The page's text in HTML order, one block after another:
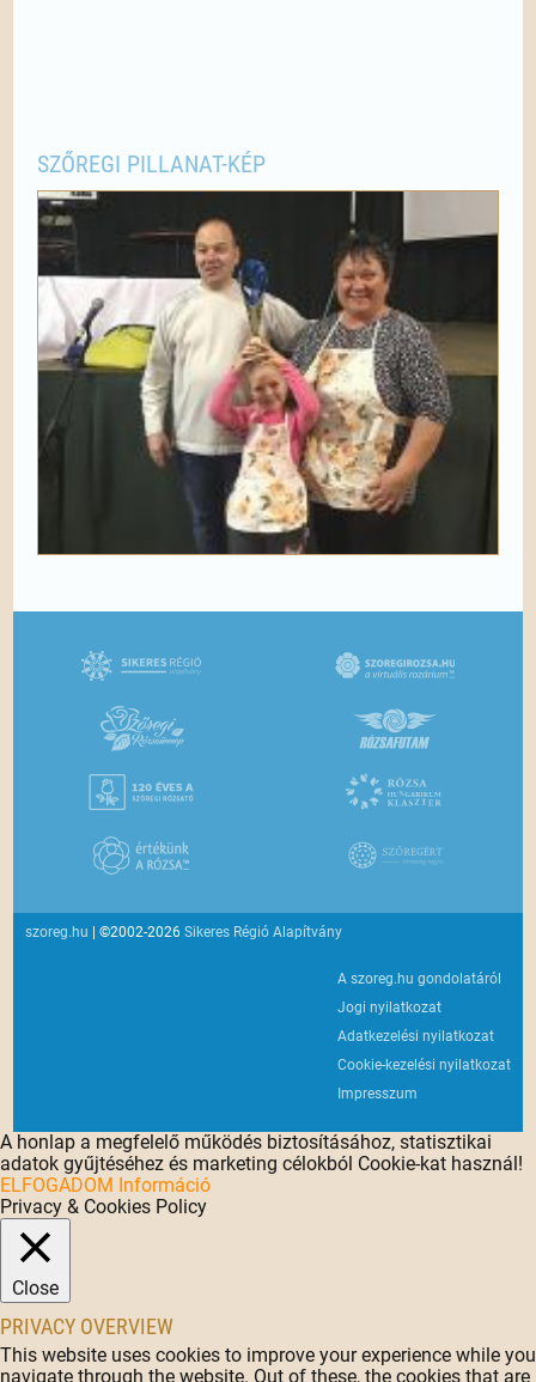
SZŐREGI PILLANAT-KÉP
szoreg.hu | ©2002-2026Sikeres Régió Alapítvány
A szoreg.hu gondolatáról
Jogi nyilatkozat
Adatkezelési nyilatkozat
Cookie-kezelési nyilatkozat
Impresszum
A honlap a megfelelő működés biztosításához, statisztikai
adatok gyűjtéséhez és marketing célokból Cookie-kat használ!
ELFOGADOM Információ
Privacy & Cookies Policy
Close
PRIVACY OVERVIEW
This website uses cookies to improve your experience while you
navigate through the website. Out of these, the cookies that are